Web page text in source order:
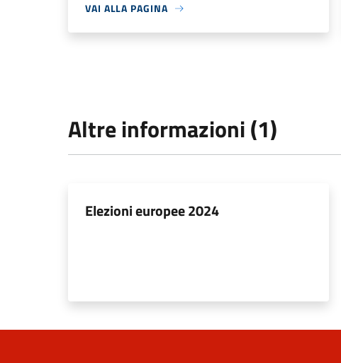
VAI ALLA PAGINA
Altre informazioni (1)
Elezioni europee 2024